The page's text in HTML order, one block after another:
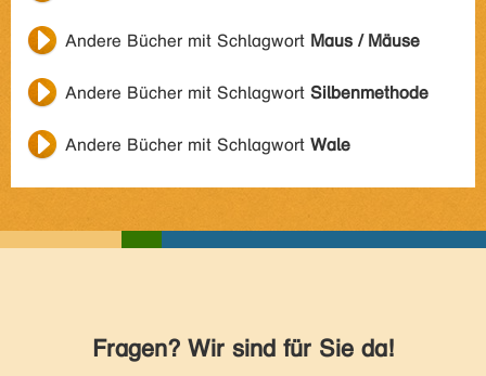
Andere Bücher mit Schlagwort Maus / Mäuse
Andere Bücher mit Schlagwort Silbenmethode
Andere Bücher mit Schlagwort Wale